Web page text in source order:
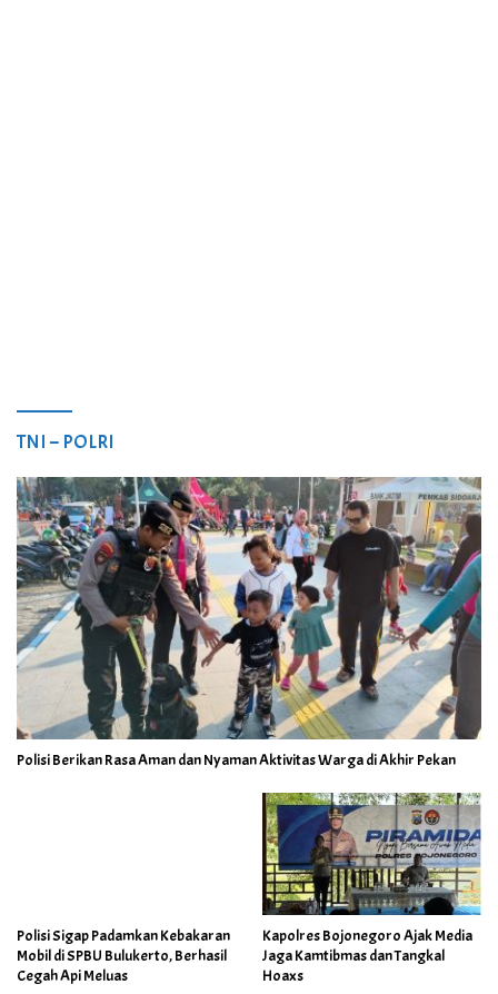
TNI – POLRI
Polisi Berikan Rasa Aman dan Nyaman Aktivitas Warga di Akhir Pekan
Polisi Sigap Padamkan Kebakaran
Mobil di SPBU Bulukerto, Berhasil
Cegah Api Meluas
Kapolres Bojonegoro Ajak Media
Jaga Kamtibmas dan Tangkal
Hoaxs